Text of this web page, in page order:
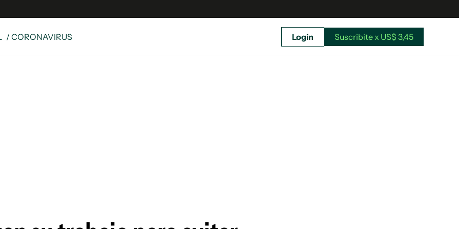
/ CORONAVIRUS Login Suscribite x US$ 3,45